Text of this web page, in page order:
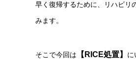
早く復帰するために、リハビリ
みます。
そこで今回は 【RICE処置】 に